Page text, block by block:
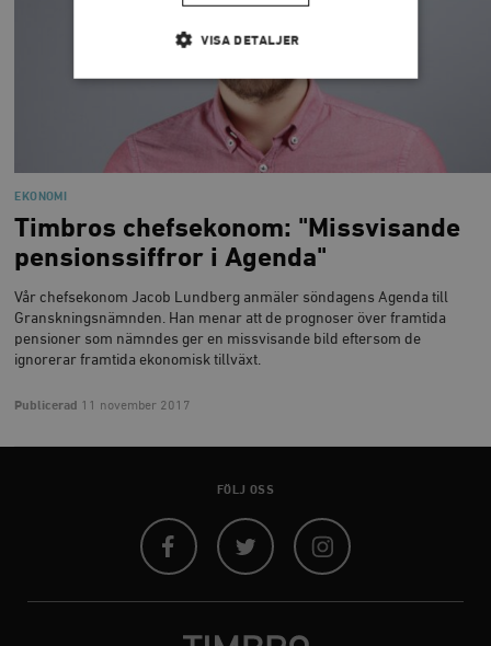
EKONOMI
Timbros chefsekonom: "Missvisande
pensionssiffror i Agenda"
Vår chefsekonom Jacob Lundberg anmäler söndagens Agenda till
Granskningsnämnden. Han menar att de prognoser över framtida
pensioner som nämndes ger en missvisande bild eftersom de
ignorerar framtida ekonomisk tillväxt.
Publicerad 11 november 2017
FÖLJ OSS
VISA DETALJER
Strikt nödvändigt Analys
Marknadsföring Funktioner
och kontohantering. Webbplatsen kan inte användas
ordentligt utan strikt nödvändiga cookies.
/ Domän
Inc.